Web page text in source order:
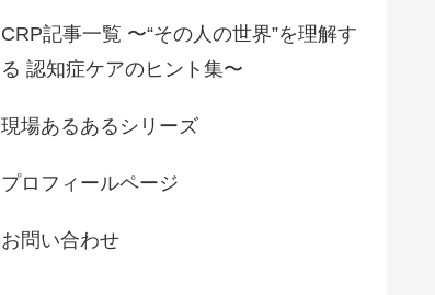
CRP記事一覧 〜“その人の世界”を理解す
る 認知症ケアのヒント集〜
現場あるあるシリーズ
プロフィールページ
お問い合わせ